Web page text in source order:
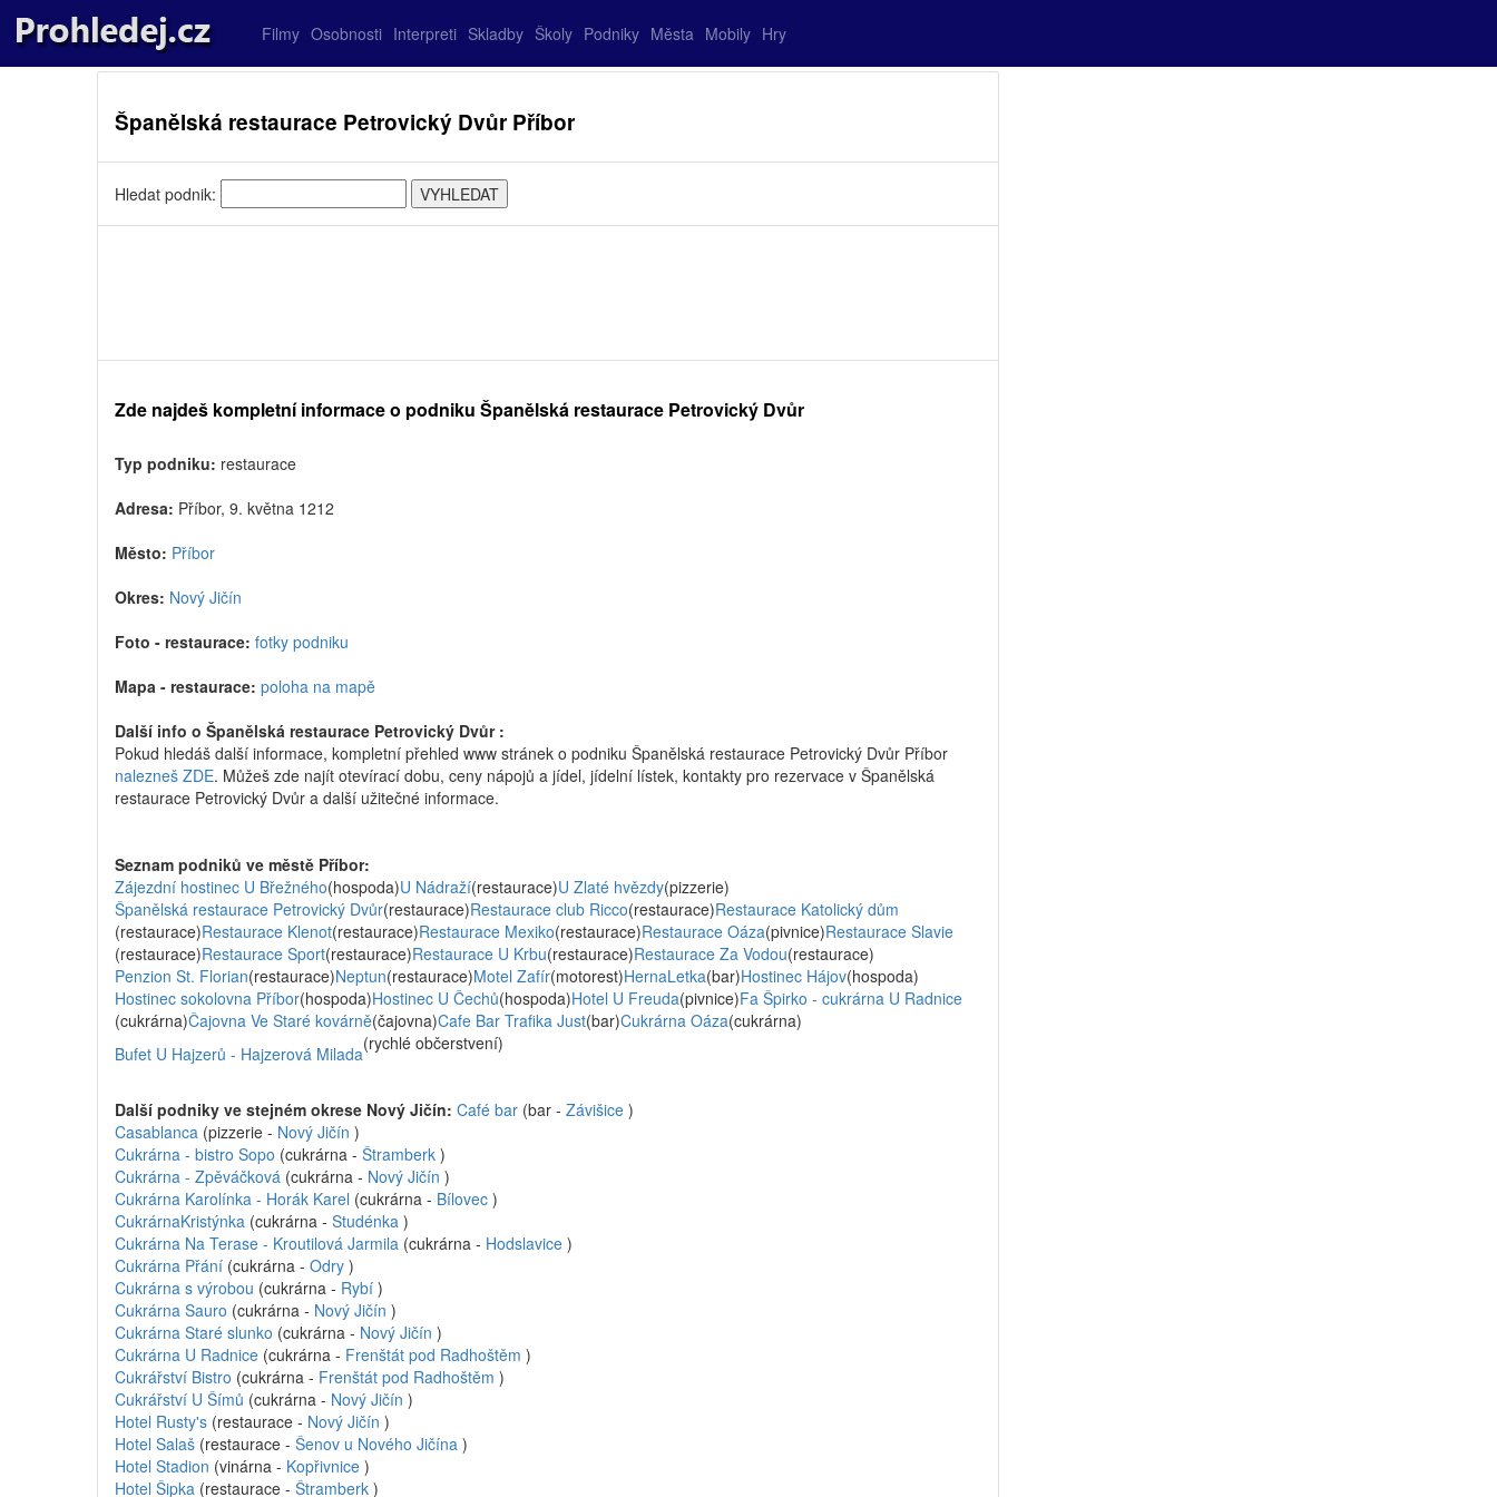
Filmy Osobnosti Interpreti Skladby Školy Podniky Města Mobily Hry
Španělská restaurace Petrovický Dvůr Příbor
Hledat podnik:
Zde najdeš kompletní informace o podniku Španělská restaurace Petrovický Dvůr
Typ podniku: restaurace
Adresa: Příbor, 9. května 1212
Město: Příbor
Okres: Nový Jičín
Foto - restaurace: fotky podniku
Mapa - restaurace: poloha na mapě
Další info o Španělská restaurace Petrovický Dvůr :
Pokud hledáš další informace, kompletní přehled www stránek o podniku Španělská restaurace Petrovický Dvůr Příbor
nalezneš ZDE. Můžeš zde najít otevírací dobu, ceny nápojů a jídel, jídelní lístek, kontakty pro rezervace v Španělská
restaurace Petrovický Dvůr a další užitečné informace.
Seznam podniků ve městě Příbor:
Zájezdní hostinec U Břežného(hospoda)U Nádraží(restaurace)U Zlaté hvězdy(pizzerie)
Španělská restaurace Petrovický Dvůr(restaurace)Restaurace club Ricco(restaurace)Restaurace Katolický dům
(restaurace)Restaurace Klenot(restaurace)Restaurace Mexiko(restaurace)Restaurace Oáza(pivnice)Restaurace Slavie
(restaurace)Restaurace Sport(restaurace)Restaurace U Krbu(restaurace)Restaurace Za Vodou(restaurace)
Penzion St. Florian(restaurace)Neptun(restaurace)Motel Zafír(motorest)HernaLetka(bar)Hostinec Hájov(hospoda)
Hostinec sokolovna Příbor(hospoda)Hostinec U Čechů(hospoda)Hotel U Freuda(pivnice)Fa Špirko - cukrárna U Radnice
(cukrárna)Čajovna Ve Staré kovárně(čajovna)Cafe Bar Trafika Just(bar)Cukrárna Oáza(cukrárna)
Bufet U Hajzerů - Hajzerová Milada(rychlé občerstvení)
Další podniky ve stejném okrese Nový Jičín: Café bar (bar - Závišice )
Casablanca (pizzerie - Nový Jičín )
Cukrárna - bistro Sopo (cukrárna - Štramberk )
Cukrárna - Zpěváčková (cukrárna - Nový Jičín )
Cukrárna Karolínka - Horák Karel (cukrárna - Bílovec )
CukrárnaKristýnka (cukrárna - Studénka )
Cukrárna Na Terase - Kroutilová Jarmila (cukrárna - Hodslavice )
Cukrárna Přání (cukrárna - Odry )
Cukrárna s výrobou (cukrárna - Rybí )
Cukrárna Sauro (cukrárna - Nový Jičín )
Cukrárna Staré slunko (cukrárna - Nový Jičín )
Cukrárna U Radnice (cukrárna - Frenštát pod Radhoštěm )
Cukrářství Bistro (cukrárna - Frenštát pod Radhoštěm )
Cukrářství U Šímů (cukrárna - Nový Jičín )
Hotel Rusty's (restaurace - Nový Jičín )
Hotel Salaš (restaurace - Šenov u Nového Jičína )
Hotel Stadion (vinárna - Kopřivnice )
Hotel Šipka (restaurace - Štramberk )